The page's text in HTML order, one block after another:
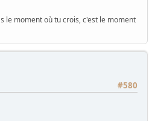
le moment où tu crois, c'est le moment
#580